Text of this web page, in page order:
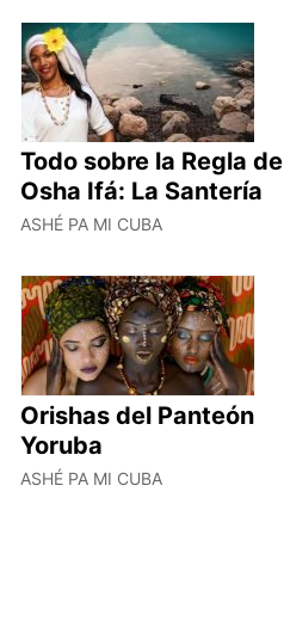
Todo sobre la Regla de
Osha Ifá: La Santería
ASHÉ PA MI CUBA
Orishas del Panteón
Yoruba
ASHÉ PA MI CUBA